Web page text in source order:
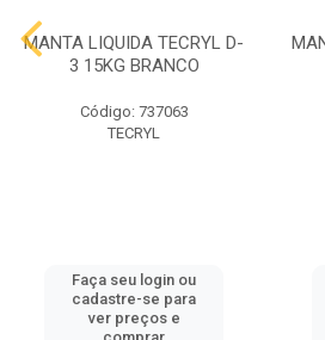
MANTA LIQUIDA TECRYL D-
3 15KG BRANCO
Código: 737063
TECRYL
Faça seu login ou
cadastre-se para
ver preços e